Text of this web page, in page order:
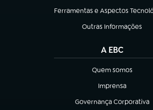
Ferramentas e Aspectos
(abre em nova aba)
Outras Informações
(abre em nova aba)
A EBC
Quem somos
(abre em nova aba)
Imprensa
(abre em nova aba)
Governança Corporativa
(abre em nova aba)